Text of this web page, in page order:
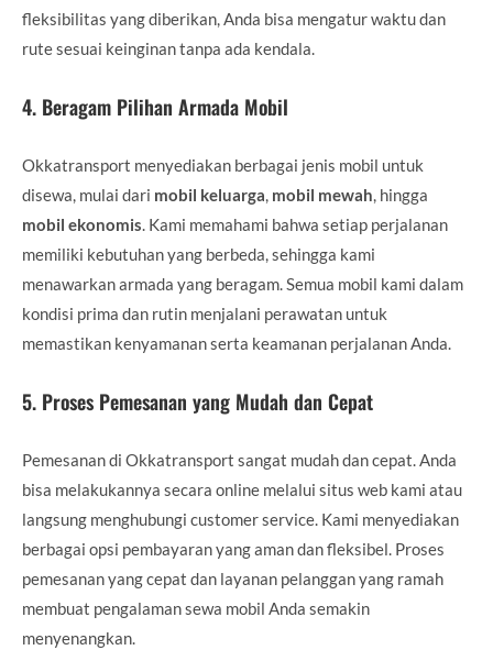
fleksibilitas yang diberikan, Anda bisa mengatur waktu dan
rute sesuai keinginan tanpa ada kendala.
4. Beragam Pilihan Armada Mobil
Okkatransport menyediakan berbagai jenis mobil untuk
disewa, mulai dari mobil keluarga mobil mewah , hingga
mobil ekonomis . Kami memahami bahwa setiap perjalanan
memiliki kebutuhan yang berbeda, sehingga kami
menawarkan armada yang beragam. Semua mobil kami dalam
kondisi prima dan rutin menjalani perawatan untuk
memastikan kenyamanan serta keamanan perjalanan Anda.
5. Proses Pemesanan yang Mudah dan Cepat
Pemesanan di Okkatransport sangat mudah dan cepat. Anda
bisa melakukannya secara online melalui situs web kami atau
langsung menghubungi customer service. Kami menyediakan
berbagai opsi pembayaran yang aman dan fleksibel. Proses
pemesanan yang cepat dan layanan pelanggan yang ramah
membuat pengalaman sewa mobil Anda semakin
menyenangkan.